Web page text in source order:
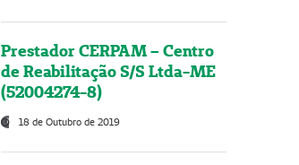
Prestador CERPAM – Centro
de Reabilitação S/S Ltda-ME
(52004274-8)
18 de Outubro de 2019